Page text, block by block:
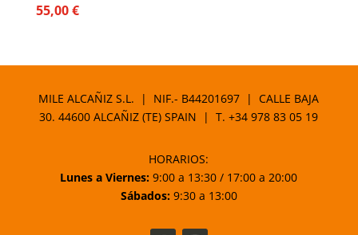
55,00€
MILE ALCAÑIZ S.L. | NIF.- B44201697 | CALLE BAJA
30. 44600 ALCAÑIZ (TE) SPAIN | T.+34 978 83 05 19
HORARIOS:
Lunes a Viernes: 9:00 a 13:30 / 17:00 a 20:00
Sábados:9:30 a 13:00